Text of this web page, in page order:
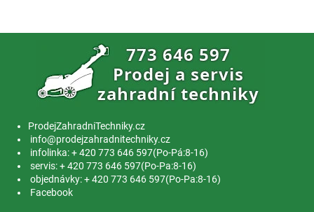
ProdejZahradniTechniky.cz
info@prodejzahradnitechniky.cz
infolinka: + 420 773 646 597(Po-Pá:8-16)
servis: + 420 773 646 597(Po-Pa:8-16)
objednávky: + 420 773 646 597(Po-Pa:8-16)
Facebook